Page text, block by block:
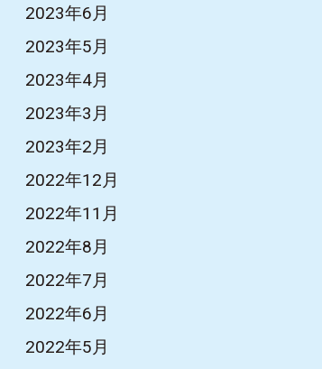
2023年6月
2023年5月
2023年4月
2023年3月
2023年2月
2022年12月
2022年11月
2022年8月
2022年7月
2022年6月
2022年5月